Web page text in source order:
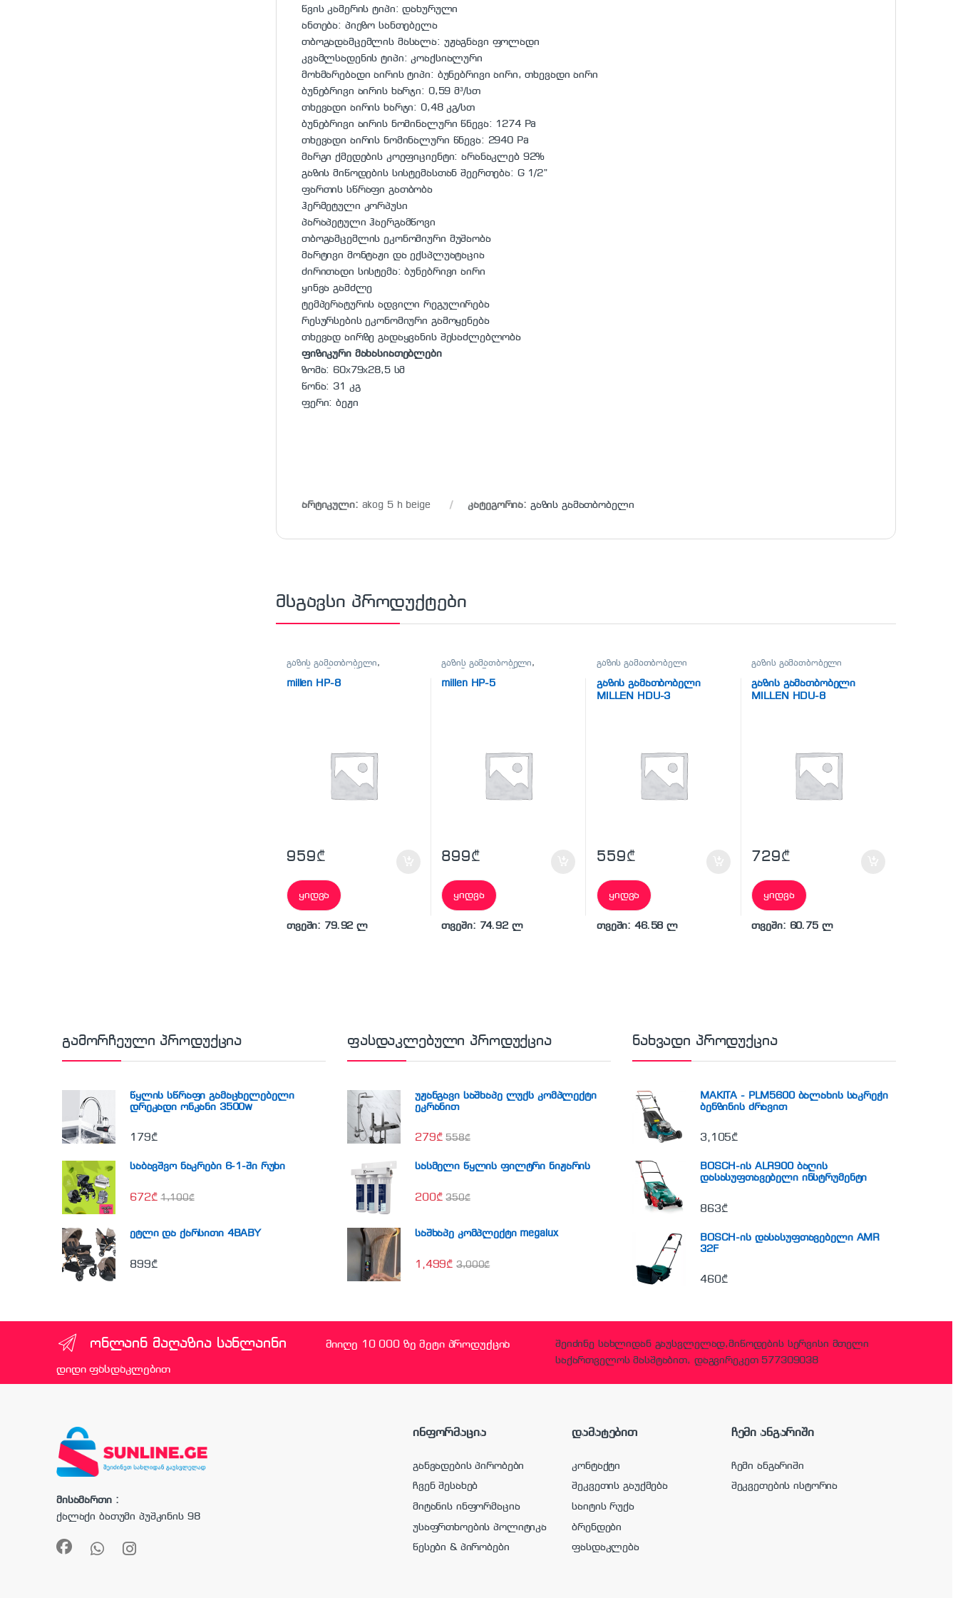
წვის კამერის ტიპი: დახურული
ანთება: პიეზო სანთებელა
თბოგადამცემლის მასალა: უჟაგნავი ფოლადი
კვამლსადენის ტიპი: კოაქსიალური
მოხმარებადი აირის ტიპი: ბუნებრივი აირი, თხევადი აირი
ბუნებრივი აირის ხარჯი: 0,59 მ³/სთ
თხევადი აირის ხარჯი: 0,48 კგ/სთ
ბუნებრივი აირის ნომინალური წნევა: 1274 Pa
თხევადი აირის ნომინალური წნევა: 2940 Pa
მარგი ქმედების კოეფიციენტი: არანაკლებ 92%
გაზის მიწოდების სისტემასთან შეერთება: G 1/2”
ფართის სწრაფი გათბობა
ჰერმეტული კორპუსი
პარაპეტული ჰაერგამწოვი
თბოგამცემლის ეკონომიური მუშაობა
მარტივი მონტაჟი და ექსპლუატაცია
ძირითადი სისტემა: ბუნებრივი აირი
ყინვა გამძლე
ტემპერატურის ადვილი რეგულირება
რესურსების ეკონომიური გამოყენება
თხევად აირზე გადაყვანის შესაძლებლობა
ფიზიკური მახასიათებლები
ზომა: 60х79х28,5 სმ
წონა: 31 კგ
ფერი: ბეჟი
არტიკული: akog 5 h beige კატეგორია: გაზის გამათბობელი
მსგავსი პროდუქტები
გაზის გამათბობელი,
millen HP-8
959₾
ყიდვა
თვეში: 79.92 ლ
გაზის გამათბობელი,
millen HP-5
899₾
ყიდვა
თვეში: 74.92 ლ
გაზის გამათბობელი
გაზის გამათბობელი
MILLEN HDU-3
559₾
ყიდვა
თვეში: 46.58 ლ
გაზის გამათბობელი
გაზის გამათბობელი
MILLEN HDU-8
729₾
ყიდვა
თვეში: 60.75 ლ
გამორჩეული პროდუქცია
წყლის სწრაფი გამაცხელებელი
დრეკადი ონკანი 3500w
179₾
საბავშვო ნაკრები 6-1-ში რუხი
672₾ 1,100₾
ეტლი და ქარსითი 4BABY
899₾
ფასდაკლებული პროდუქცია
უჟანგავი საშხაპე ლუქს კომპლექტი
ეკრანით
279₾ 558₾
სასმელი წყლის ფილტრი ნიჟარის
200₾ 350₾
საშხაპე კომპლექტი megalux
1,499₾ 3,000₾
ნახვადი პროდუქცია
MAKITA - PLM5600 ბალახის საკრეჭი
ბენზინის ძრავით
3,105₾
BOSCH-ის ALR900 ბაღის
დასასუფთავებელი ინსტრუმენტი
863₾
BOSCH-ის დასასუფთავებელი AMR
32F
460₾
ონლაინ მაღაზია სანლაინი მიიღე 10 000 ზე მეტი პროდუქცია
დიდი ფასდაკლებით
შეიძინე სახლიდან გაუსვლელად,მიწოდების სერვისი მთელი
საქართველოს მასშტაბით, დაგვირეკეთ 577309038
მისამართი :
ქალაქი ბათუმი პუშკინის 98
ინფორმაცია
განვადების პირობები
ჩვენ შესახებ
მიტანის ინფორმაცია
უსაფრთხოების პოლიტიკა
წესები & პირობები
დამატებით
კონტაქტი
შეკვეთის გაუქმება
საიტის რუქა
ბრენდები
ფასდაკლება
ჩემი ანგარიში
ჩემი ანგარიში
შეკვეთების ისტორია